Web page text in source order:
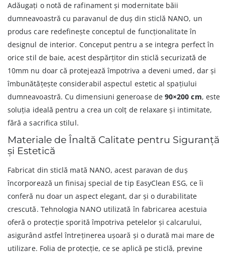
Adăugați o notă de rafinament și modernitate băii
dumneavoastră cu paravanul de duș din sticlă NANO, un
produs care redefinește conceptul de funcționalitate în
designul de interior. Conceput pentru a se integra perfect în
orice stil de baie, acest despărțitor din sticlă securizată de
10mm nu doar că protejează împotriva a deveni umed, dar și
îmbunătățește considerabil aspectul estetic al spațiului
dumneavoastră. Cu dimensiuni generoase de 90×200 cm, este
soluția ideală pentru a crea un colț de relaxare și intimitate,
fără a sacrifica stilul.
Materiale de Înaltă Calitate pentru Siguranță
și Estetică
Fabricat din sticlă mată NANO, acest paravan de duș
încorporează un finisaj special de tip EasyClean ESG, ce îi
conferă nu doar un aspect elegant, dar și o durabilitate
crescută. Tehnologia NANO utilizată în fabricarea acestuia
oferă o protecție sporită împotriva petelelor și calcarului,
asigurând astfel întreținerea ușoară și o durată mai mare de
utilizare. Folia de protecție, ce se aplică pe sticlă, previne